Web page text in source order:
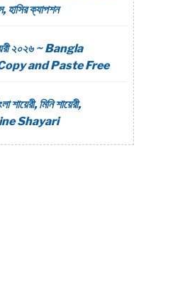
হাসির ক্যাপশন
২০২৬ ~ Bangla
and Paste Free
শায়েরী, মিনি শায়েরী,
Shayari